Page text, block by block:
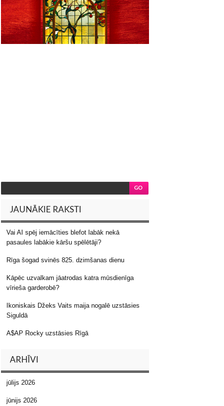
JAUNĀKIE RAKSTI
Vai AI spēj iemācīties blefot labāk nekā
pasaules labākie kāršu spēlētāji?
Rīga šogad svinēs 825. dzimšanas dienu
Kāpēc uzvalkam jāatrodas katra mūsdienīga
vīrieša garderobē?
Ikoniskais Džeks Vaits maija nogalē uzstāsies
Siguldā
A$AP Rocky uzstāsies Rīgā
ARHĪVI
jūlijs 2026
jūnijs 2026